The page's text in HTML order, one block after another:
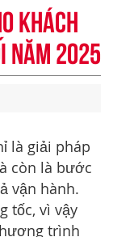
KHÁCH
NĂM 2025
là giải pháp
còn là bước
vận hành.
tốc, vì vậy
trình